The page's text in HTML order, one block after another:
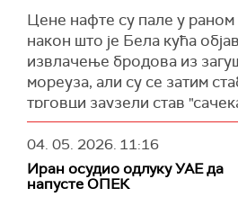
( Танјуг,Фарс)
(X,Tanjug)
Цене нафте су пале у раном
након што је Бела кућа
извлачење бродова из
мореуза, али су се затим
трговци заузели став
ће план успети.
Фјучерси сирове нафте
глобална референтна цена,
одсто на 108,97 долара по
04. 05. 2026. 11:16
Иран осудио одлуку УАЕ да
напусте ОПЕК